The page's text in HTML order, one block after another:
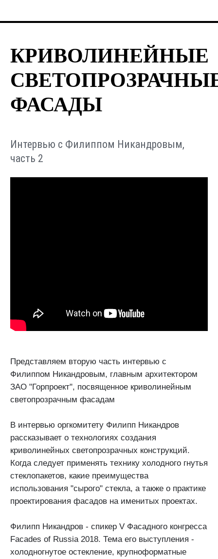
КРИВОЛИНЕЙНЫЕ
ФАСАДЫ
Интервью с Филиппом Никандровым,
часть 2
Представляем вторую часть интервью с
Филиппом Никандровым, главным архитектором
ЗАО "Горпроект", посвященное криволинейным
светопрозрачным фасадам
В интервью оргкомитету Филипп Никандров
рассказывает о технологиях создания
криволинейных светопрозрачных конструкций.
Когда следует применять технику холодного гнутья
стеклопакетов, какие преимущества
использования "сырого" стекла, а также о практике
проектирования фасадов на именитых проектах.
Филипп Никандров - спикер V Фасадного конгресса
Facades of Russia 2018. Тема его выступления -
холодногнутое остекление, крупноформатные